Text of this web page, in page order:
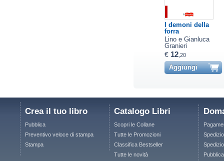
I demoni della
forra
Lino e Gianluca
Granieri
€ 12,20
Aggiungi
Crea il tuo libro
Pubblica
Preventivo veloce di stampa
Stampa
Catalogo Libri
Scopri le Collane
Tutte le Promozioni
Classifica Bestseller
Tutte le novità